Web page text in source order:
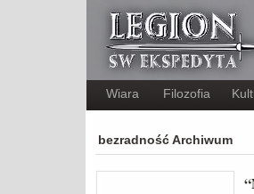
Wiara Filozofia
bezradność Archiwum